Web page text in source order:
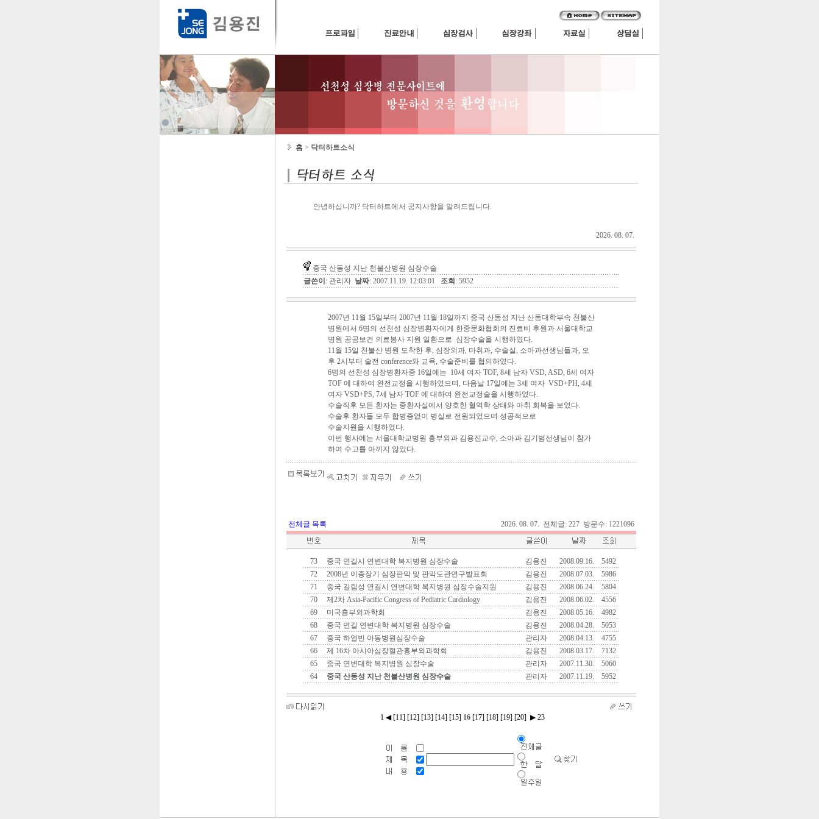
홈 > 닥터하트소식
안녕하십니까? 닥터하트에서 공지사항을 알려드립니다.
2026. 08. 07.
중국 산동성 지난 천불산병원 심장수술
글쓴이 : 관리자 날짜: 2007.11.19. 12:03:01 조회 : 5952
2007년 11월 15일부터 2007년 11월 18일까지 중국 산동성 지난 산동대학부속 천불산
병원에서 6명의 선천성 심장병환자에게 한중문화협회의 진료비 후원과 서울대학교
병원 공공보건 의료봉사 지원 일환으로 심장수술을 시행하였다.
11월 15일 천불산 병원 도착한 후, 심장외과, 마취과, 수술실, 소아과선생님들과, 오
후 2시부터 술전 conference와 교육, 수술준비를 협의하였다.
6명의 선천성 심장병환자중 16일에는 10세 여자 TOF, 8세 남자 VSD, ASD, 6세 여자
TOF 에 대하여 완전교정을 시행하였으며, 다음날 17일에는 3세 여자 VSD+PH, 4세
여자 VSD+PS, 7세 남자 TOF 에 대하여 완전교정술을 시행하였다.
수술직후 모든 환자는 중환자실에서 양호한 혈역학 상태와 마취 회복을 보였다.
수술후 환자들 모두 합병증없이 병실로 전원되었으며 성공적으로
수술지원을 시행하였다.
이번 행사에는 서울대학교병원 흉부외과 김용진교수, 소아과 김기범선생님이 참가
하여 수고를 아끼지 않았다.
전체글 목록 2026. 08. 07. 전체글: 227 방문수: 1221096
73 중국 연길시 연변대학 복지병원 심장수술 김용진 2008.09.16.
5492
72
2008년 이종장기 심장판막 및 판막도관연구발표회 김용진 2008.07.03.
5986
71
중국 길림성 연길시 연변대학 복지병원 심장수술지원 김용진 2008.06.24.
5804
70
제2차 Asia-Pacific Congress of Pediatric Cardiology 김용진 2008.06.02.
4556
69
미국흉부외과학회 김용진 2008.05.16.
4982
68
중국 연길 연변대학 복지병원 심장수술 김용진 2008.04.28.
5053
67
중국 하얼빈 아동병원심장수술 관리자 2008.04.13.
4755
66
제 16차 아시아심장혈관흉부외과학회 김용진 2008.03.17.
7132
65
중국 연변대학 복지병원 심장수술 관리자 2007.11.30.
5060
64
중국 산동성 지난 천불산병원 심장수술 관리자 2007.11.19. 5952
1◀ [11] [12] [13] [14] [15] 16 [17] [18] [19] [20] ▶23